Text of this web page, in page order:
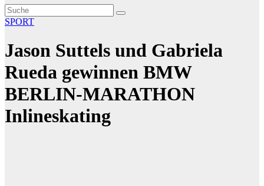
SPORT
Jason Suttels und Gabriela
Rueda gewinnen BMW
BERLIN-MARATHON
Inlineskating